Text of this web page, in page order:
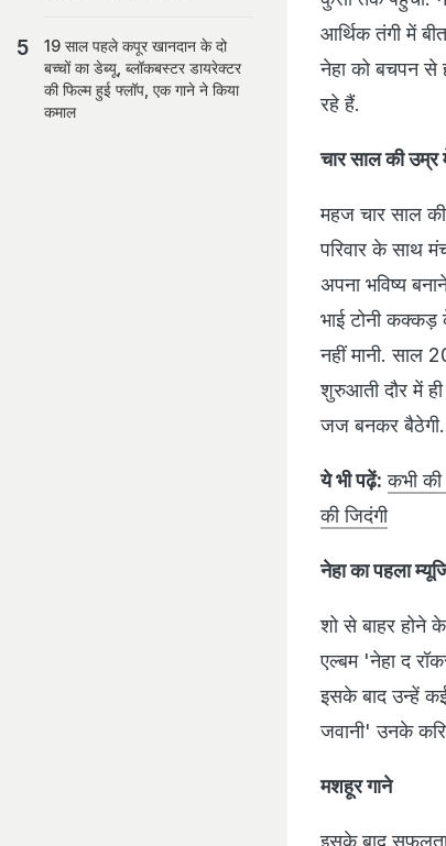
आर्थिक तंगी में
नेहा को बचपन से
रहे हैं.
चार साल की उम्र
महज चार साल
परिवार के साथ
अपना भविष्य
भाई टोनी कक्कड़
नहीं मानी. साल
शुरुआती दौर में
जज बनकर बैठेगी.
ये भी पढ़ें: कभी
की जिदंगी
नेहा का पहला
शो से बाहर होने
एल्बम 'नेहा द
इसके बाद उन्हें
जवानी' उनके
मशहूर गाने
इसके बाद
19 साल पहले कपूर खानदान के दो
बच्चों का डेब्यू, ब्लॉकबस्टर डायरेक्टर
की फिल्म हुई फ्लॉप, एक गाने ने किया
कमाल